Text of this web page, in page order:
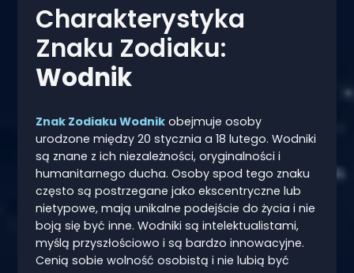
Charakterystyka
Znaku Zodiaku:
Wodnik
Znak Zodiaku Wodnikobejmuje osoby
urodzone między 20 stycznia a 18 lutego. Wodniki
są znane z ich niezależności, oryginalności i
humanitarnego ducha. Osoby spod tego znaku
często są postrzegane jako ekscentryczne lub
nietypowe, mają unikalne podejście do życia i nie
boją się być inne. Wodniki są intelektualistami,
myślą przyszłościowo i są bardzo innowacyjne.
Cenią sobie wolność osobistą i nie lubią być